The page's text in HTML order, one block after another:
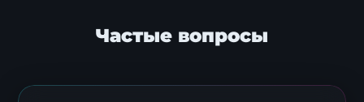
Частые вопросы